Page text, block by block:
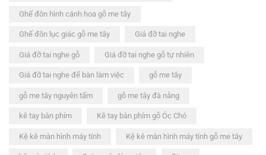
Ghế đôn hình cánh hoa gỗ me tây
Ghế đôn lục giác gỗ me tây Giá đỡ tai nghe
Giá đỡ tai nghe gỗ Giá đỡ tai nghe gỗ tự nhiên
Giá đỡ tai nghe để bàn làm việc gỗ me tây
gỗ me tây nguyên tấm gỗ me tây đà nẵng
kê tay bàn phím Kê tay bàn phím gỗ Óc Chó
Kệ kê màn hình máy tính Kệ kê màn hình máy tính gỗ me tây